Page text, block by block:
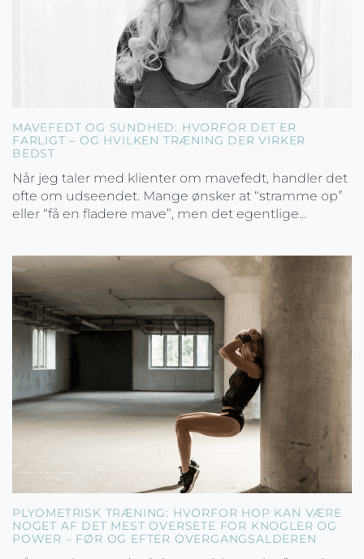
MAVEFEDT OG SUNDHED: HVORFOR DET ER
FARLIGT – OG HVILKEN TRÆNING DER VIRKER
BEDST
Når jeg taler med klienter om mavefedt, handler det
ofte om udseendet. Mange ønsker at “stramme op”
eller “få en fladere mave”, men det egentlige...
PLYOMETRISK TRÆNING: HVORFOR HOP KAN VÆRE
NOGET AF DET MEST OVERSETE FOR KNOGLER OG
POWER – FØR OG EFTER OVERGANGSALDEREN